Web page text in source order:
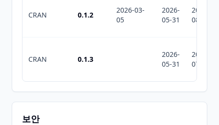
CRAN 0.1.2
2026-03-
05
2026-
05-31
2026-
08-08
CRAN 0.1.3
2026-
05-31
2026-
07-10
보안